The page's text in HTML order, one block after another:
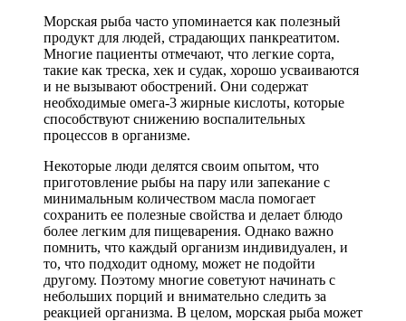
Морская рыба часто упоминается как полезный
продукт для людей, страдающих панкреатитом.
Многие пациенты отмечают, что легкие сорта,
такие как треска, хек и судак, хорошо усваиваются
и не вызывают обострений. Они содержат
необходимые омега-3 жирные кислоты, которые
способствуют снижению воспалительных
процессов в организме.
Некоторые люди делятся своим опытом, что
приготовление рыбы на пару или запекание с
минимальным количеством масла помогает
сохранить ее полезные свойства и делает блюдо
более легким для пищеварения. Однако важно
помнить, что каждый организм индивидуален, и
то, что подходит одному, может не подойти
другому. Поэтому многие советуют начинать с
небольших порций и внимательно следить за
реакцией организма. В целом, морская рыба может